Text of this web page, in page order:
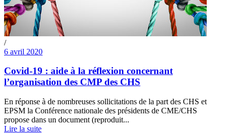
/
6 avril 2020
Covid-19 : aide à la réflexion concernant
l’organisation des CMP des CHS
En réponse à de nombreuses sollicitations de la part des CHS et
EPSM la Conférence nationale des présidents de CME/CHS
propose dans un document (reproduit...
Lire la suite